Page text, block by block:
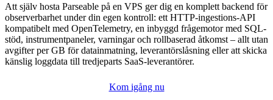
Att själv hosta Parseable på en VPS ger dig en komplett backend för
observerbarhet under din egen kontroll: ett HTTP-ingestions-API
kompatibelt med OpenTelemetry, en inbyggd frågemotor med SQL-
stöd, instrumentpaneler, varningar och rollbaserad åtkomst – allt utan
avgifter per GB för datainmatning, leverantörslåsning eller att skicka
känslig loggdata till tredjeparts SaaS-leverantörer.
Kom igång nu